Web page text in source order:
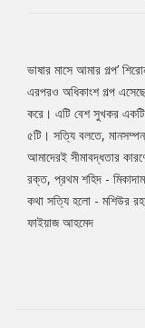
Tab
Article
ভাষার মাসে আমার গল্প’
এরপরও অধিকাংশ গল্প
করে। এটি বেশ সুখকর একটি
৫টি। সত্যি বলতে,
আমাদেরই সীমাবদ্ধতার
রক্ত, প্রথম শহিদ -
কথা সত্যি হলো - মশিউর
ফাইয়াজ আহমেদ